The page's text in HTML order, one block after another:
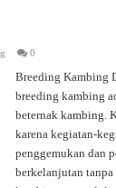
0
Breeding Kambing
breeding kambing
beternak kambing.
karena kegiatan-
penggemukan dan
berkelanjutan tanpa